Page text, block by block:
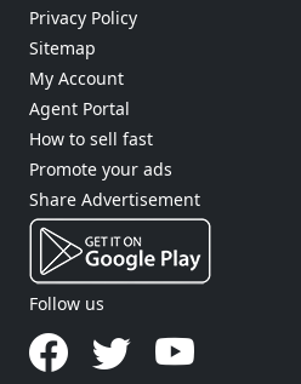
Privacy Policy
Sitemap
My Account
Agent Portal
How to sell fast
Promote your ads
Share Advertisement
Follow us